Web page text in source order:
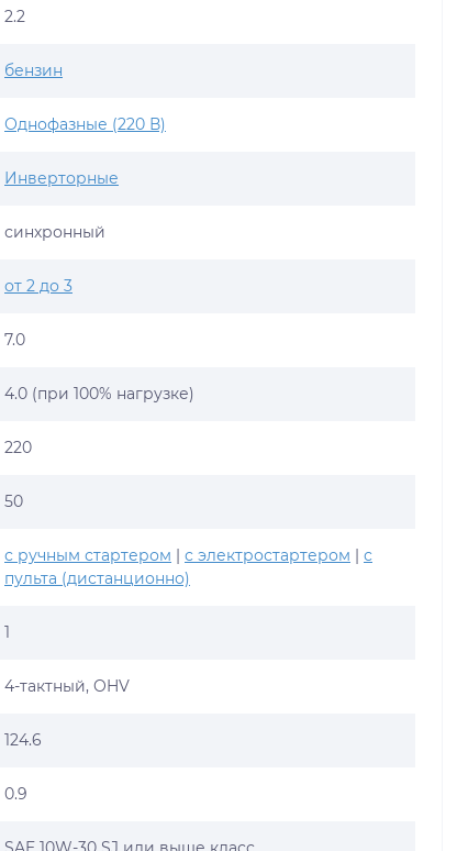
2.2
бензин
Однофазные (220 В)
Инверторные
синхронный
от 2 до 3
7.0
4.0 (при 100% нагрузке)
220
50
с ручным стартером | с электростартером | с
пульта (дистанционно)
1
4-тактный, OHV
124.6
0.9